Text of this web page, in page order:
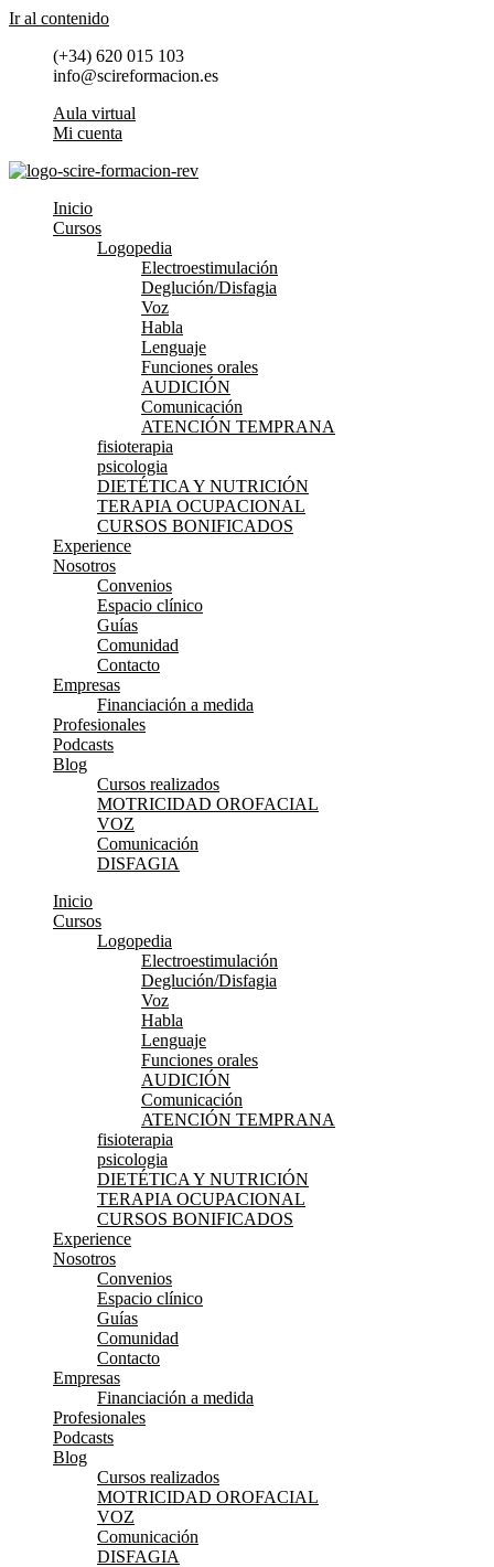
Ir al contenido
(+34) 620 015 103
info@scireformacion.es
Aula virtual
Mi cuenta
Inicio
Cursos
Logopedia
Electroestimulación
Deglución/Disfagia
Voz
Habla
Lenguaje
Funciones orales
AUDICIÓN
Comunicación
ATENCIÓN TEMPRANA
fisioterapia
psicologia
DIETÉTICA Y NUTRICIÓN
TERAPIA OCUPACIONAL
CURSOS BONIFICADOS
Experience
Nosotros
Convenios
Espacio clínico
Guías
Comunidad
Contacto
Empresas
Financiación a medida
Profesionales
Podcasts
Blog
Cursos realizados
MOTRICIDAD OROFACIAL
VOZ
Comunicación
DISFAGIA
Inicio
Cursos
Logopedia
Electroestimulación
Deglución/Disfagia
Voz
Habla
Lenguaje
Funciones orales
AUDICIÓN
Comunicación
ATENCIÓN TEMPRANA
fisioterapia
psicologia
DIETÉTICA Y NUTRICIÓN
TERAPIA OCUPACIONAL
CURSOS BONIFICADOS
Experience
Nosotros
Convenios
Espacio clínico
Guías
Comunidad
Contacto
Empresas
Financiación a medida
Profesionales
Podcasts
Blog
Cursos realizados
MOTRICIDAD OROFACIAL
VOZ
Comunicación
DISFAGIA